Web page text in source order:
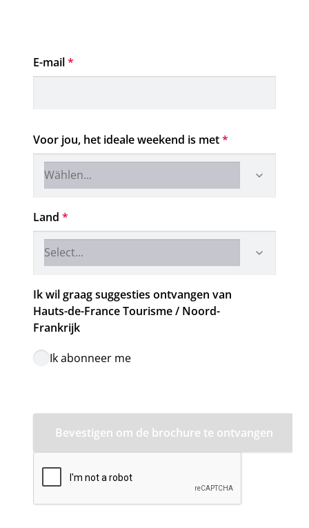
E-mail*
Voor jou, het ideale weekend is met*
Land *
Ik wil graag suggesties ontvangen van
Hauts-de-France Tourisme / Noord-
Ik abonneer me